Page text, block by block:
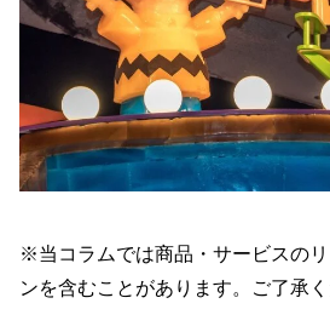
※当コラムでは商品・サービスの
ンを含むことがあります。ご了承く